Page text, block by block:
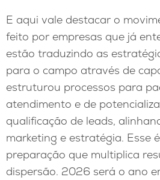
E aqui vale destacar o
feito por empresas que já
estão traduzindo as
para o campo através de
estruturou processos para
atendimento e de
qualificação de leads,
marketing e estratégia. Esse
preparação que multiplica
dispersão. 2026 será o ano